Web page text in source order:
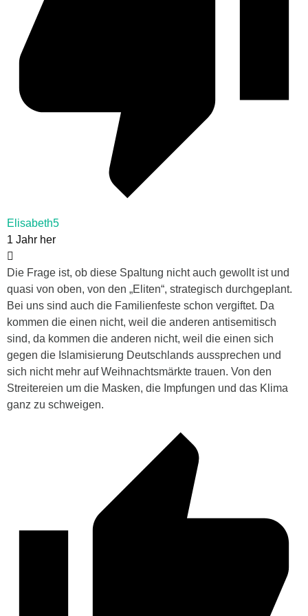
Elisabeth5
1 Jahr her
Die Frage ist, ob diese Spaltung nicht auch gewollt ist und
quasi von oben, von den „Eliten“, strategisch durchgeplant.
Bei uns sind auch die Familienfeste schon vergiftet. Da
kommen die einen nicht, weil die anderen antisemitisch
sind, da kommen die anderen nicht, weil die einen sich
gegen die Islamisierung Deutschlands aussprechen und
sich nicht mehr auf Weihnachtsmärkte trauen. Von den
Streitereien um die Masken, die Impfungen und das Klima
ganz zu schweigen.